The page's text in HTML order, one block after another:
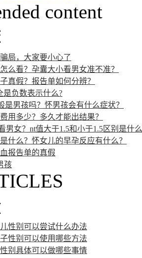
content
局，大家要小心了
么看？孕囊大小看男女准不准？
真假？报告单如何分辨？
是负数表示什么?
是男孩吗？怀男孩会有什么症状？
用多少？多久才能出结果？
男女？nt值大于1.5和小于1.5区别是什
什么？怀女儿的早孕反应有什么？
报告单的真假
孩
性别可以尝试什么办法
性别可以使用哪些方法
别具体可以做哪些事情